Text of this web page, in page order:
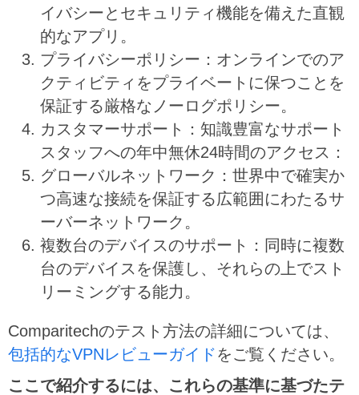
イバシーとセキュリティ機能を備えた直観
的なアプリ。
プライバシーポリシー：オンラインでのア
クティビティをプライベートに保つことを
保証する厳格なノーログポリシー。
カスタマーサポート：知識豊富なサポート
スタッフへの年中無休24時間のアクセス：
グローバルネットワーク：世界中で確実か
つ高速な接続を保証する広範囲にわたるサ
ーバーネットワーク。
複数台のデバイスのサポート：同時に複数
台のデバイスを保護し、それらの上でスト
リーミングする能力。
Comparitechのテスト方法の詳細については、
包括的なVPNレビューガイドをご覧ください。
ここで紹介するには、これらの基準に基づたテ